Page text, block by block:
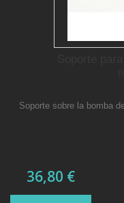
Soporte sobre la bomba
36,80 €